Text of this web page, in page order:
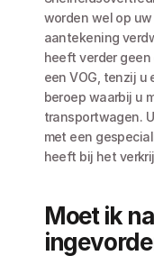
worden wel op
aantekening
heeft verder
een VOG, tenzij u
beroep waarbij u
transportwagen.
met een
heeft bij het
Moet ik